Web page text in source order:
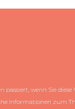
wenn Sie diese
Informationen zum